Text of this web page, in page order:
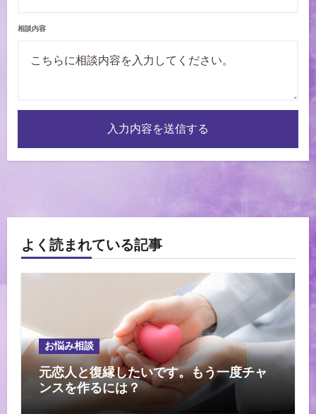
相談内容
入力内容を送信する
よく読まれている記事
お悩み相談
元恋人と復縁したいです。もう一度チャ
ンスを作るには？